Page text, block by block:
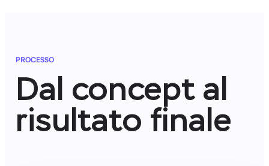
PROCESSO
Dal concept al
risultato finale